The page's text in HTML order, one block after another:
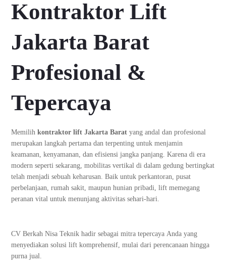
Kontraktor Lift
Jakarta Barat
Profesional &
Tepercaya
Memilihkontraktor lift Jakarta Baratyang andal dan profesional
merupakan langkah pertama dan terpenting untuk menjamin
keamanan, kenyamanan, dan efisiensi jangka panjang. Karena di era
modern seperti sekarang, mobilitas vertikal di dalam gedung bertingkat
telah menjadi sebuah keharusan. Baik untuk perkantoran, pusat
perbelanjaan, rumah sakit, maupun hunian pribadi, lift memegang
peranan vital untuk menunjang aktivitas sehari-hari.
CV Berkah Nisa Teknik hadir sebagai mitra tepercaya Anda yang
menyediakan solusi lift komprehensif, mulai dari perencanaan hingga
purna jual.